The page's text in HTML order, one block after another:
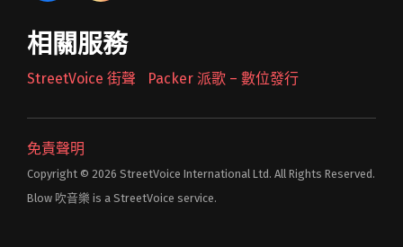
相關服務
StreetVoice 街聲 Packer 派歌 – 數位發行
免責聲明
Copyright © 2026 StreetVoice International Ltd. All Rights Reserved.
Blow 吹音樂 is a StreetVoice service.